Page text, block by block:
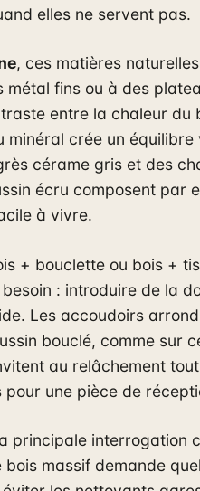
elles ne servent pas.
, ces matières naturelles
métal fins ou à des
entre la chaleur du
minéral crée un équilibre
cérame gris et des
écru composent par
à vivre.
+ bouclette ou bois +
: introduire de la
Les accoudoirs
bouclé, comme sur
au relâchement
pour une pièce de
principale interrogation
bois massif demande